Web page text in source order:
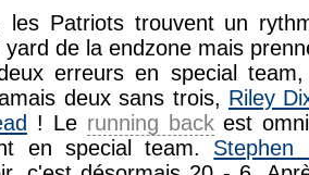
les Patriots trouvent un
de la endzone mais
erreurs en special
deux sans trois, Riley
! Le running backest
en special team. Stephen